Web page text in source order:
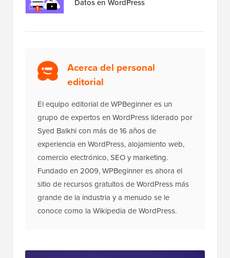
Datos en WordPress
Acerca del personal
editorial
El equipo editorial de WPBeginner es un
grupo de expertos en WordPress liderado por
Syed Balkhi con más de 16 años de
experiencia en WordPress, alojamiento web,
comercio electrónico, SEO y marketing.
Fundado en 2009, WPBeginner es ahora el
sitio de recursos gratuitos de WordPress más
grande de la industria y a menudo se le
conoce como la Wikipedia de WordPress.